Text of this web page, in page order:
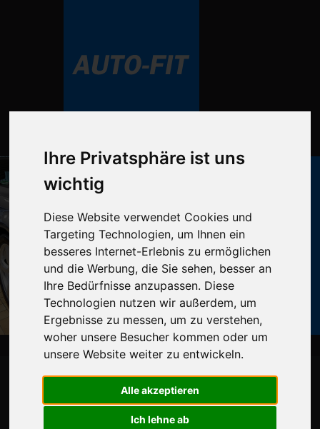
Ihre Privatsphäre ist uns
wichtig
Diese Website verwendet Cookies und
Targeting Technologien, um Ihnen ein
besseres Internet-Erlebnis zu ermöglichen
und die Werbung, die Sie sehen, besser an
Ihre Bedürfnisse anzupassen. Diese
Technologien nutzen wir außerdem, um
Ergebnisse zu messen, um zu verstehen,
woher unsere Besucher kommen oder um
unsere Website weiter zu entwickeln.
Alle akzeptieren
Ich lehne ab
AUTOPFLEGE